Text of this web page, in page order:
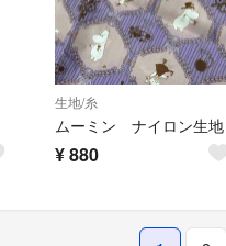
生地/糸
ムーミン ナイロン生地
¥880